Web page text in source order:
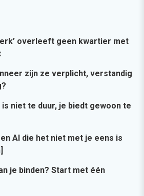
overleeft geen kwartier met
zijn ze verplicht, verstandig
is niet te duur, je biedt gewoon te
AI die het niet met je eens is
je binden? Start met één